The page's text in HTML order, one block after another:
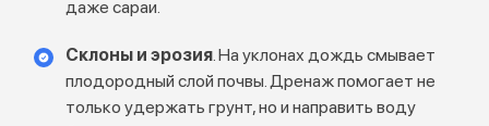
даже сараи.
Склоны и эрозия. На уклонах дождь смывает
плодородный слой почвы. Дренаж помогает не
только удержать грунт, но и направить воду